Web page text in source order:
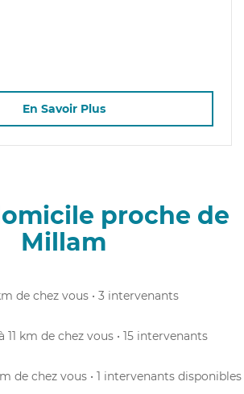
En Savoir Plus
proche de
Millam
de chez vous • 3 intervenants
à 11 km de chez vous • 15 intervenants
de chez vous • 1 intervenants disponibles